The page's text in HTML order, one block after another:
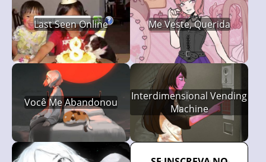
Last Seen Online Me Veste, Querida
Você Me Abandonou
Interdimensional Vending
Machine